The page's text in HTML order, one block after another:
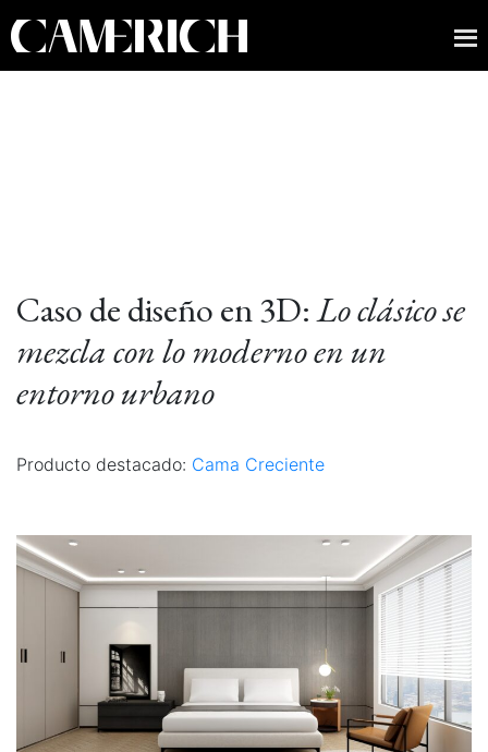
Caso de diseño en 3D:Lo clásico se
mezcla con lo moderno en un
entorno urbano
Producto destacado: Cama Creciente